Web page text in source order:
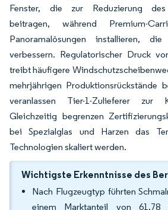
Fenster, die zur Reduzierung des
beitragen, während Premium-
Panoramalösungen installieren,
verbessern. Regulatorischer Druck
treibt häufigere
mehrjährigen Produktionsrückstände
veranlassen Tier-1-Zulieferer zur
Gleichzeitig begrenzen
bei Spezialglas und Harzen das
Technologien skaliert werden.
Wichtigste Erkenntnisse des
Nach Flugzeugtyp führten
einem Marktanteil von